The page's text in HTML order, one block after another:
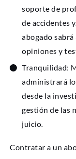
soporte de
de accidentes
abogado
opiniones y
Tranquilidad:
administrará
desde la
gestión de las
juicio.
Contratar a un